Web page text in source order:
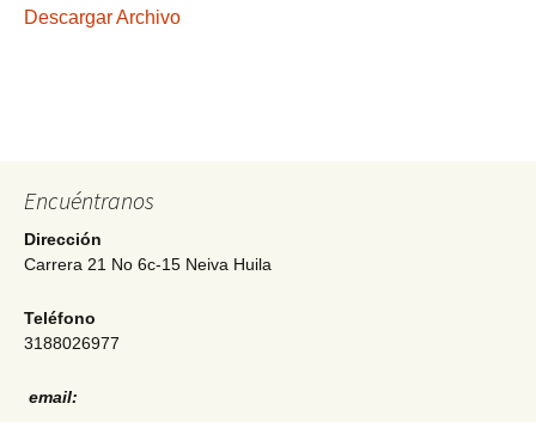
Descargar Archivo
Encuéntranos
Dirección
Carrera 21 No 6c-15 Neiva Huila
Teléfono
3188026977
email: